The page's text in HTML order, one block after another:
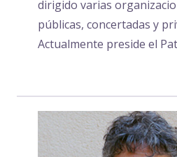
dirigido varias
públicas, concertadas y
Actualmente preside el